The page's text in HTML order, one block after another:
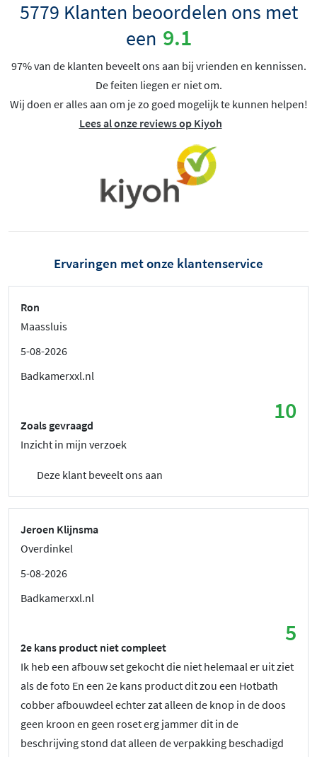
5779 Klanten beoordelen ons met
een 9.1
97% van de klanten beveelt ons aan bij vrienden en kennissen.
De feiten liegen er niet om.
Wij doen er alles aan om je zo goed mogelijk te kunnen helpen!
Lees al onze reviews op Kiyoh
Ervaringen met onze klantenservice
Ron
Maassluis
5-08-2026
Badkamerxxl.nl
10
Zoals gevraagd
Inzicht in mijn verzoek
Deze klant beveelt ons aan
Jeroen Klijnsma
Overdinkel
5-08-2026
Badkamerxxl.nl
5
2e kans product niet compleet
Ik heb een afbouw set gekocht die niet helemaal er uit ziet
als de foto En een 2e kans product dit zou een Hotbath
cobber afbouwdeel echter zat alleen de knop in de doos
geen kroon en geen roset erg jammer dit in de
beschrijving stond dat alleen de verpakking beschadigd